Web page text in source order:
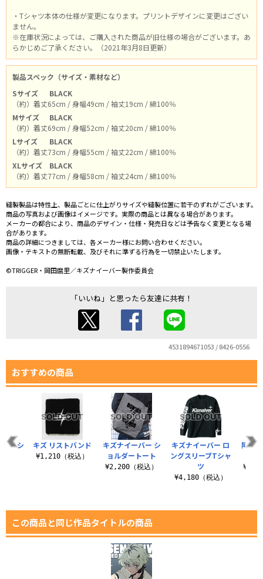
・Tシャツ本体の仕様が変更になります。プリントデザインに変更はござい
ません。
※在庫状況によっては、ご購入された商品が旧仕様の場合がございます。あ
らかじめご了承ください。（2021年3月8日更新）
製品スペック（サイズ・素材など）
Sサイズ
BLACK
（約）着丈65cm / 身幅49cm / 袖丈19cm / 綿100％
Mサイズ
BLACK
（約）着丈69cm / 身幅52cm / 袖丈20cm / 綿100％
Lサイズ
BLACK
（約）着丈73cm / 身幅55cm / 袖丈22cm / 綿100％
XLサイズ
BLACK
（約）着丈77cm / 身幅58cm / 袖丈24cm / 綿100％
縫製製品は特性上、製品ごとに仕上がりサイズや縫製位置に若干のずれがございます。
商品の写真および画像はイメージです。実際の商品とは異なる場合があります。
メーカーの都合により、商品のデザイン・仕様・発売日などは予告なく変更となる場
合があります。
商品の詳細につきましては、各メーカー様にお問い合わせください。
画像・テキストの無断転載、及びそれに準ずる行為を一切禁止いたします。
©TRIGGER・岡田麿里／キズナイーバー製作委員会
「いいね」と思ったら友達に共有！
4531894671053 / 8426-0556
おすすめの商品
キズナイーバー シ
ョルダートート
¥2,200（税込）
キズナイーバー ロ
ングスリーブTシャ
ツ
¥4,180（税込）
阿形
ーTシ
キズ リストバンド
¥1,210（税込）
この商品と同じ作品タイトルの商品